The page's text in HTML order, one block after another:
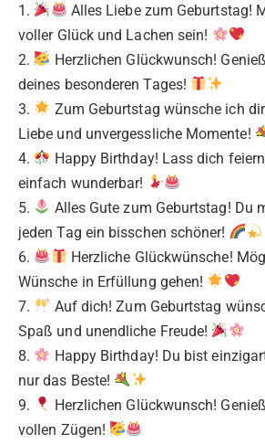
1.
Alles Liebe zum Geburtstag!
voller Glück und Lachen sein!
2.
Herzlichen Glückwunsch!
deines besonderen Tages!
3.
Zum Geburtstag wünsche ich
Liebe und unvergessliche Momente!
4.
Happy Birthday! Lass dich
einfach wunderbar!
5.
Alles Gute zum Geburtstag! Du
jeden Tag ein bisschen schöner!
6.
Herzliche Glückwünsche!
Wünsche in Erfüllung gehen!
7.
Auf dich! Zum Geburtstag
Spaß und unendliche Freude!
8.
Happy Birthday! Du bist
nur das Beste!
9.
Herzlichen Glückwunsch!
vollen Zügen!